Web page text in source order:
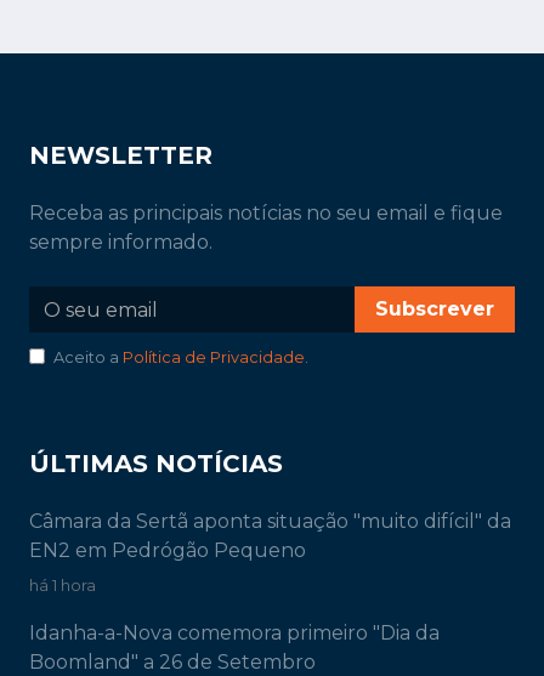
NEWSLETTER
Receba as principais notícias no seu email e fique
sempre informado.
Subscrever
Aceito a Política de Privacidade.
ÚLTIMAS NOTÍCIAS
Câmara da Sertã aponta situação "muito difícil" da
EN2 em Pedrógão Pequeno
há 1 hora
Idanha-a-Nova comemora primeiro "Dia da
Boomland" a 26 de Setembro